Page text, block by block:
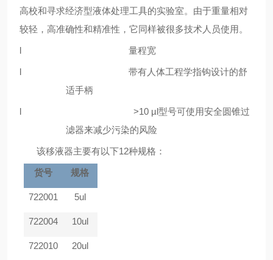
高校和寻求经济型液体处理工具的实验室。由于重量相对
较轻，高准确性和精准性，它同样被很多技术人员使用 。
l 量程宽
l 带有人体工程学指钩设计的舒
适手柄
l >10 µl型号可使用安全圆锥过
滤器来减少污染的风险
该移液器主要有以下12种规格 ：
货号 规格
722001 5ul
722004 10ul
722010 20ul